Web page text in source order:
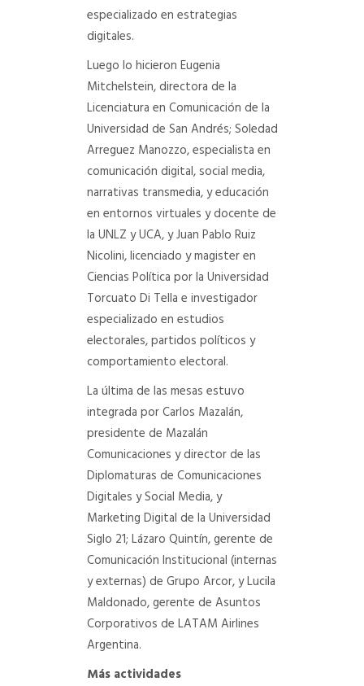
especializado en estrategias
digitales.
Luego lo hicieron Eugenia
Mitchelstein, directora de la
Licenciatura en Comunicación de la
Universidad de San Andrés; Soledad
Arreguez Manozzo, especialista en
comunicación digital, social media,
narrativas transmedia, y educación
en entornos virtuales y docente de
la UNLZ y UCA, y Juan Pablo Ruiz
Nicolini, licenciado y magister en
Ciencias Política por la Universidad
Torcuato Di Tella e investigador
especializado en estudios
electorales, partidos políticos y
comportamiento electoral.
La última de las mesas estuvo
integrada por Carlos Mazalán,
presidente de Mazalán
Comunicaciones y director de las
Diplomaturas de Comunicaciones
Digitales y Social Media, y
Marketing Digital de la Universidad
Siglo 21; Lázaro Quintín, gerente de
Comunicación Institucional (internas
y externas) de Grupo Arcor, y Lucila
Maldonado, gerente de Asuntos
Corporativos de LATAM Airlines
Argentina.
Más actividades